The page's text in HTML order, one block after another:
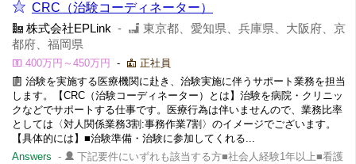
CRC（治験コーディネーター）
株式会社EPLink -
東京都、愛知県、兵庫県、大阪府、京
都府、福岡県
400万円～450万円 -
正社員
治験を実施する医療機関に赴き、治験実施に伴うサポート業務を担当
します。【CRC（治験コーディネーター）とは】治験を病院・クリニッ
クなどでサポートする仕事です。医療行為は伴いませんので、業務比率
としては〈対人関係業務3割:事務作業7割〉のイメージでございます。
【具体的には】■治験準備・治験に参加してくれる...
Answers -
下記要件にいずれも該当する方■社会人経験1年以上■看護